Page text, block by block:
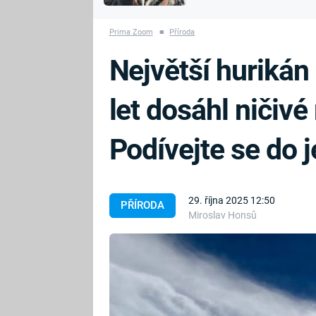
PRVNÍ SVĚTOVÁ
BRITSKÁ
RODINA
Prima Zoom ■ Příroda
PŘÍRODA
29. října 2025 12:50
Miroslav Honsů
Největší
let dosáhl
Podívejte se do